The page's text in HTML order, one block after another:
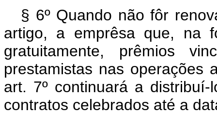
§ 6º Quando não fôr
artigo, a emprêsa que, na
gratuitamente, prêmios
prestamistas nas
art. 7º continuará a
contratos celebrados até a